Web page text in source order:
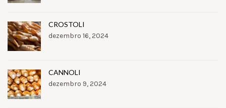
CROSTOLI
dezembro 16, 2024
CANNOLI
dezembro 9, 2024